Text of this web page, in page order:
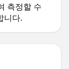
측정할 수
니다.